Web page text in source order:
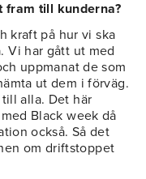
fram till kunderna?
kraft på hur vi ska
Vi har gått ut med
uppmanat de som
ut dem i förväg.
alla. Det här
Black week då
också. Så det
om driftstoppet